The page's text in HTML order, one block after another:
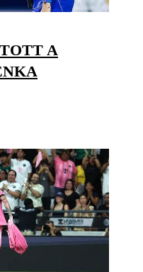
A